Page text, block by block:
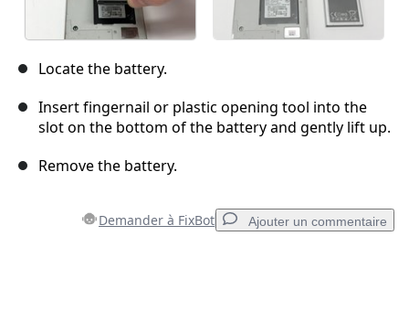
Locate the battery.
Insert fingernail or plastic opening tool into the
slot on the bottom of the battery and gently lift up.
Remove the battery.
Demander à FixBot Ajouter un commentaire